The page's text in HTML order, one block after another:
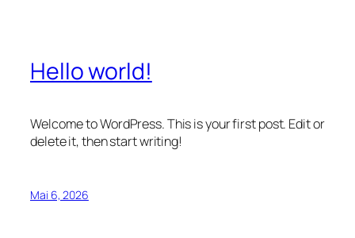
Hello world!
Welcome to WordPress. This is your first post. Edit or
delete it, then start writing!
Mai 6, 2026